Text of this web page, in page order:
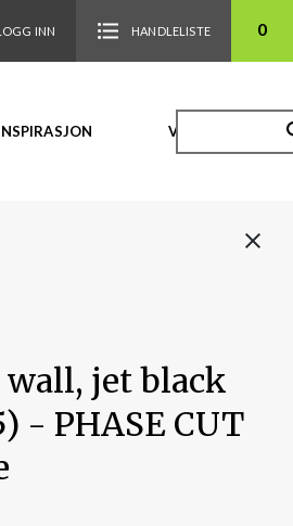
INN HANDLELISTE 0
VIDEO
jet black
- PHASE CUT